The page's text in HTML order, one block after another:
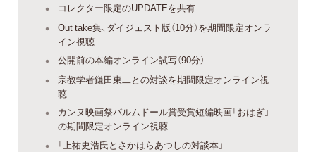
コレクター限定のUPDATEを共有
Out take集、ダイジェスト版（10分）を期間限定オンラ
イン視聴
公開前の本編オンライン試写（90分）
宗教学者鎌田東二との対談を期間限定オンライン視
聴
カンヌ映画祭パルムドール賞受賞短編映画「おはぎ」
の期間限定オンライン視聴
「上祐史浩氏とさかはらあつしの対談本」